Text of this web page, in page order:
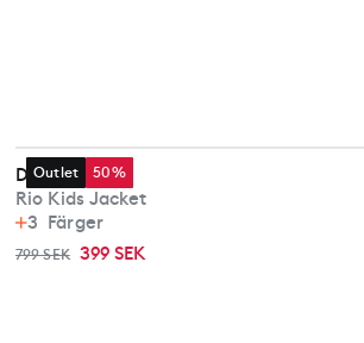
Outlet 50%
Didriksons
Rio Kids Jacket
3 Färger
799 SEK 399 SEK